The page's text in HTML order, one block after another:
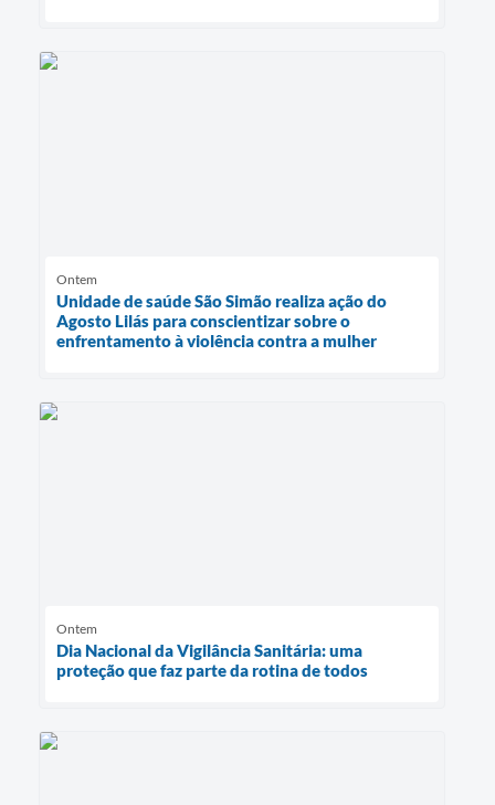
Ontem
Unidade de saúde São Simão realiza ação do
Agosto Lilás para conscientizar sobre o
enfrentamento à violência contra a mulher
Ontem
Dia Nacional da Vigilância Sanitária: uma
proteção que faz parte da rotina de todos